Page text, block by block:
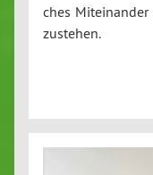
ches
zu­ste­hen.